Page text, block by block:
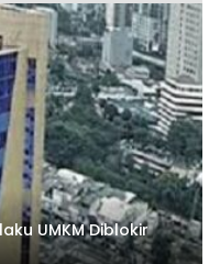
UMKM Diblokir